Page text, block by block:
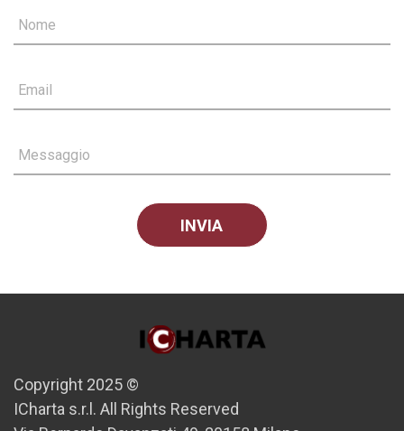
Nome
Email
Messaggio
Copyright 2025 ©
ICharta s.r.l. All Rights Reserved